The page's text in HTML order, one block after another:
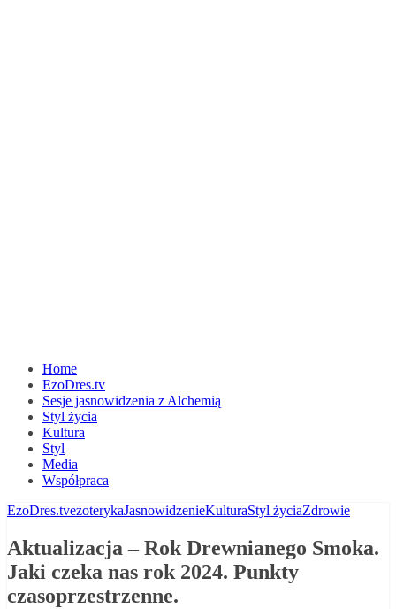
Home
EzoDres.tv
Sesje jasnowidzenia z Alchemią
Styl życia
Kultura
Styl
Media
Współpraca
EzoDres.tvezoterykaJasnowidzenieKulturaStyl życiaZdrowie
Aktualizacja – Rok Drewnianego Smoka.
Jaki czeka nas rok 2024. Punkty
czasoprzestrzenne.